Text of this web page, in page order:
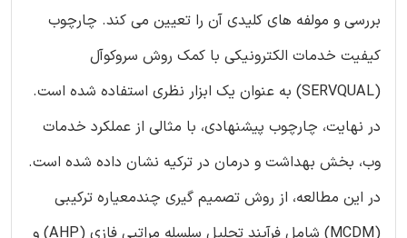
بررسی و مولفه های کلیدی آن را تعیین می کند. چارچوب
کیفیت خدمات الکترونیکی با کمک روش سروکوآل
(SERVQUAL) به عنوان یک ابزار نظری استفاده شده است.
در نهایت، چارچوب پیشنهادی، با مثالی از عملکرد خدمات
وب، بخش بهداشت و درمان در ترکیه نشان داده شده است.
در این مطالعه، از روش تصمیم گیری چندمعیاره ترکیبی
(MCDM) شامل فرآیند تحلیل سلسله مراتبی فازی (AHP) و